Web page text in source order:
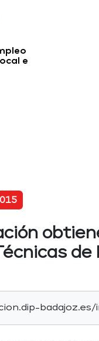
e
badajoz.es/